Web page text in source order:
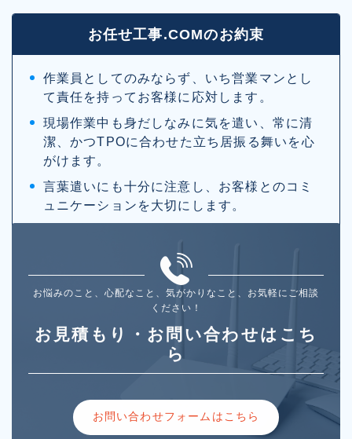
お任せ工事.COMのお約束
作業員としてのみならず、いち営業マンとし
て責任を持ってお客様に応対します。
現場作業中も身だしなみに気を遣い、常に清
潔、かつTPOに合わせた立ち居振る舞いを心
がけます。
言葉遣いにも十分に注意し、お客様とのコミ
ュニケーションを大切にします。
お悩みのこと、心配なこと、気がかりなこと、お気軽にご相談
ください！
お見積もり・お問い合わせはこち
ら
お問い合わせフォームはこちら